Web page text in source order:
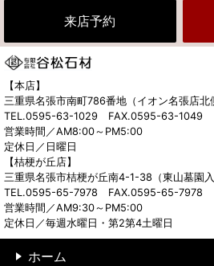
来店予約
【本店】
三重県名張市南町786番地（イオン名張店北
TEL.0595-63-1029 FAX.0595-63-1049
営業時間／AM8:00～PM5:00
定休日／日曜日
【桔梗が丘店】
三重県名張市桔梗が丘南4-1-38（東山墓園入
TEL.0595-65-7978 FAX.0595-65-7978
営業時間／AM9:30～PM5:00
定休日／毎週水曜日・第2第4土曜日
ホーム